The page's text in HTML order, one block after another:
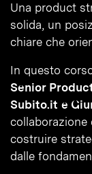
Una product
solida, un
chiare che
In questo
Senior
Subito.it e
collaborazione
costruire
dalle